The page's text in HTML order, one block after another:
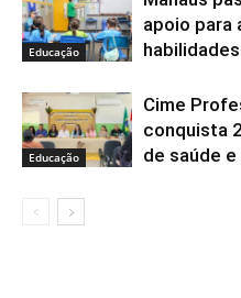
Educação
apoio para
Educação
Cime
conquista
de saúde